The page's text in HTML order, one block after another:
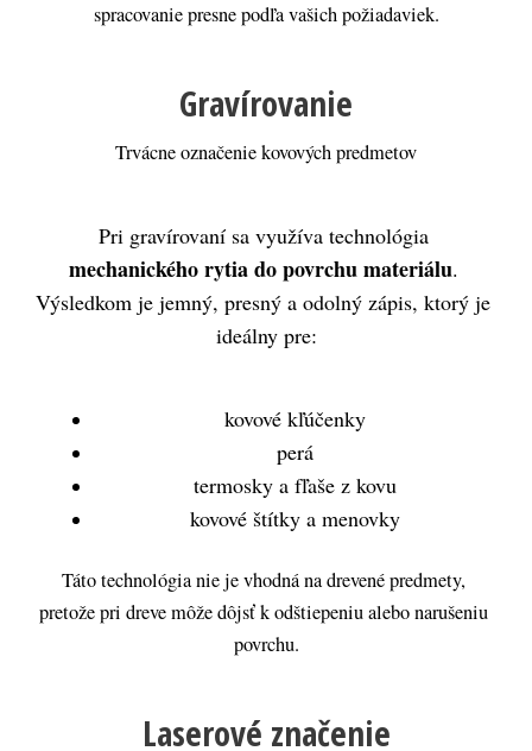
spracovanie presne podľa vašich požiadaviek.
Gravírovanie
Trvácne označenie kovových predmetov
Pri gravírovaní sa využíva technológia
mechanického rytia do povrchu materiálu.
Výsledkom je jemný, presný a odolný zápis, ktorý je
ideálny pre:
kovové kľúčenky
perá
termosky a fľaše z kovu
kovové štítky a menovky
Táto technológia nie je vhodná na drevené predmety,
pretože pri dreve môže dôjsť k odštiepeniu alebo narušeniu
povrchu.
Laserové značenie